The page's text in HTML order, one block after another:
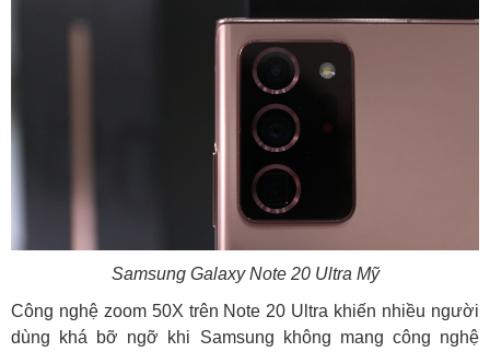
Samsung Galaxy Note 20 Ultra Mỹ
Công nghệ zoom 50X trên Note 20 Ultra khiến nhiều người
dùng khá bỡ ngỡ khi Samsung không mang công nghệ